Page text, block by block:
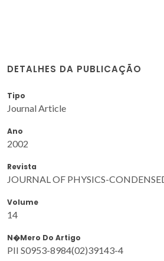
DETALHES DA PUBLICAÇÃO
Tipo
Journal Article
Ano
2002
Revista
JOURNAL OF PHYSICS-
Volume
14
N�mero Do Artigo
PII S0953-8984(02)39143-4